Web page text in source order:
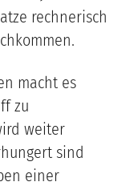
rechnerisch
macht es
zu
weiter
sind
einer